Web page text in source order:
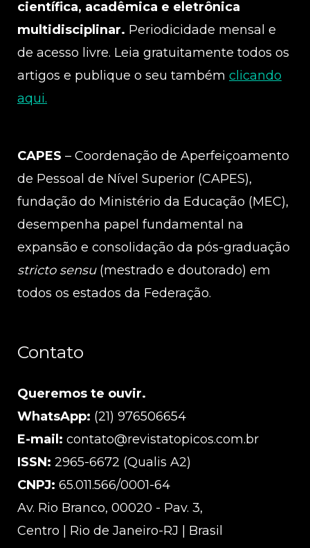
científica, acadêmica e eletrônica
multidisciplinar. Periodicidade mensal e
de acesso livre. Leia gratuitamente todos os
artigos e publique o seu também clicando
aqui.
CAPES – Coordenação de Aperfeiçoamento
de Pessoal de Nível Superior (CAPES),
fundação do Ministério da Educação (MEC),
desempenha papel fundamental na
expansão e consolidação da pós-graduação
stricto sensu(mestrado e doutorado) em
todos os estados da Federação.
Contato
Queremos te ouvir.
WhatsApp: (21) 976506654
E-mail: contato@revistatopicos.com.br
ISSN: 2965-6672 (Qualis A2)
CNPJ: 65.011.566/0001-64
Av. Rio Branco, 00020 - Pav. 3,
Centro | Rio de Janeiro-RJ | Brasil